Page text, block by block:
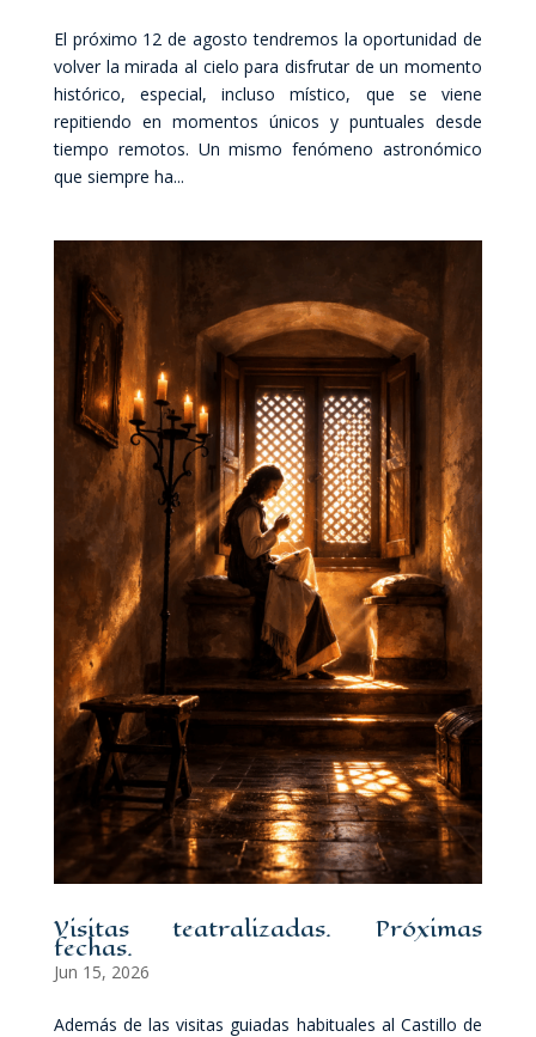
El próximo 12 de agosto tendremos la oportunidad de
volver la mirada al cielo para disfrutar de un momento
histórico, especial, incluso místico, que se viene
repitiendo en momentos únicos y puntuales desde
tiempo remotos. Un mismo fenómeno astronómico
que siempre ha...
Visitas teatralizadas. Próximas
fechas.
Jun 15, 2026
Además de las visitas guiadas habituales al Castillo de